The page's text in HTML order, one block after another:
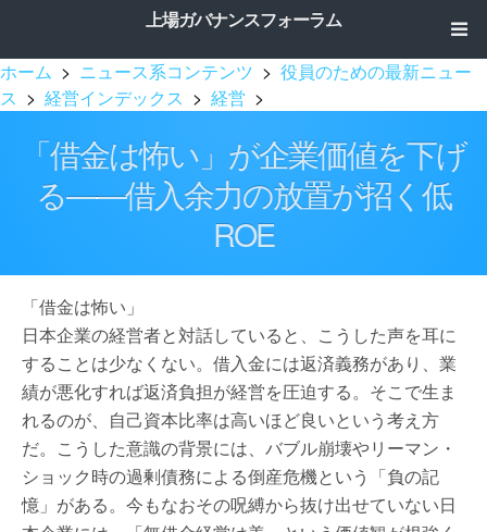
上場ガバナンスフォーラム
ホーム > ニュース系コンテンツ > 役員のための最新ニュー
ス > 経営インデックス > 経営 >
「借金は怖い」が企業価値を下げ
る――借入余力の放置が招く低
ROE
「借金は怖い」
日本企業の経営者と対話していると、こうした声を耳に
することは少なくない。借入金には返済義務があり、業
績が悪化すれば返済負担が経営を圧迫する。そこで生ま
れるのが、自己資本比率は高いほど良いという考え方
だ。こうした意識の背景には、バブル崩壊やリーマン・
ショック時の過剰債務による倒産危機という「負の記
憶」がある。今もなおその呪縛から抜け出せていない日